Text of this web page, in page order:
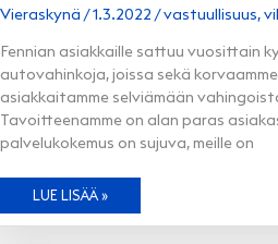
Vieraskynä /1.3.2022 /vastuullisuus,
Fennian asiakkaille sattuu vuosittain
autovahinkoja, joissa sekä
asiakkaitamme selviämään
Tavoitteenamme on alan paras
palvelukokemus on sujuva, meille on
LAADUKASTA
VASTUULLISTA
LUE LISÄÄ »